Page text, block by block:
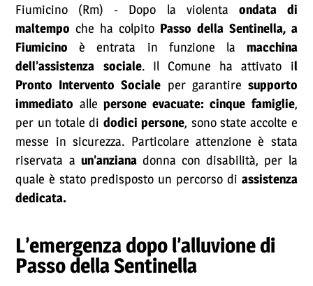
Fiumicino (Rm) - Dopo la violenta ondata di
maltempo che ha colpito Passo della Sentinella, a
Fiumicino è entrata in funzione la macchina
dell’assistenza sociale. Il Comune ha attivato il
Pronto Intervento Sociale per garantire supporto
immediato alle persone evacuate: cinque famiglie,
per un totale di dodici persone, sono state accolte e
messe in sicurezza. Particolare attenzione è stata
riservata a un’anziana donna con disabilità, per la
quale è stato predisposto un percorso di assistenza
dedicata.
L’emergenza dopo l’alluvione di
Passo della Sentinella